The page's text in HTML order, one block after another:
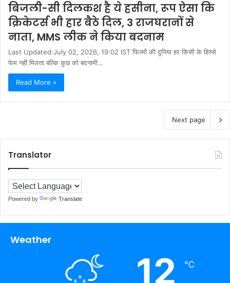
बिजली-सी दिलकश है ये हसीना, रूप ऐसा कि
क्रिकेटर्स भी हार बैठे दिल, 3 राजघरानों से
नाता, MMS लीक ने किया बदनाम
Last Updated:July 02, 2026, 19:02 IST फिल्मों की दुनिया हर किसी के हिस्से
फेम नहीं मिलता बल्कि कुछ को बदनामी…
Read More »
Next page
Translator
Powered by Translate
Weather
12 ℃